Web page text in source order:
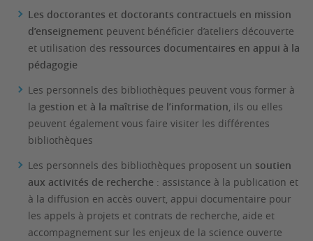
Les doctorantes et doctorants contractuels en mission
d’enseignement peuvent bénéficier d’ateliers découverte
et utilisation des ressources documentaires en appui à la
pédagogie
Les personnels des bibliothèques peuvent vous former à
la gestion et à la maîtrise de l’information, ils ou elles
peuvent également vous faire visiter les différentes
bibliothèques
Les personnels des bibliothèques proposent un soutien
aux activités de recherche : assistance à la publication et
à la diffusion en accès ouvert, appui documentaire pour
les appels à projets et contrats de recherche, aide et
accompagnement sur les enjeux de la science ouverte